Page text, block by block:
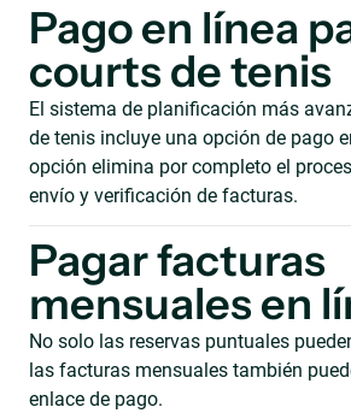
Pago en línea
courts de tenis
El sistema de planificación más
de tenis incluye una opción de pago
opción elimina por completo el
envío y verificación de facturas.
Pagar facturas
mensuales en
No solo las reservas puntuales
las facturas mensuales también
enlace de pago.